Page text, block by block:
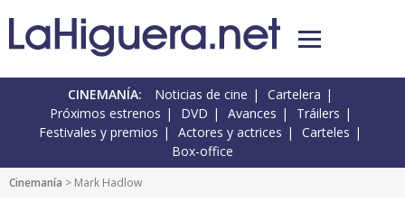
CINEMANÍA: Noticias de cine
Cartelera
Próximos estrenos
DVD Avances
Tráilers
Festivales y premios
Actores y actrices
Carteles
Box-office
Cinemanía > Mark Hadlow